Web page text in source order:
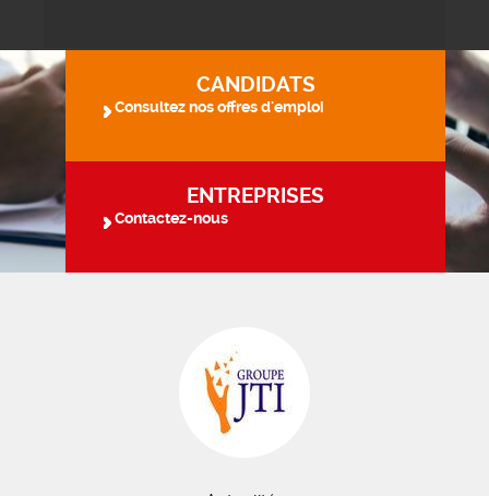
CANDIDATS
Consultez nos offres d'emploi
ENTREPRISES
Contactez-nous